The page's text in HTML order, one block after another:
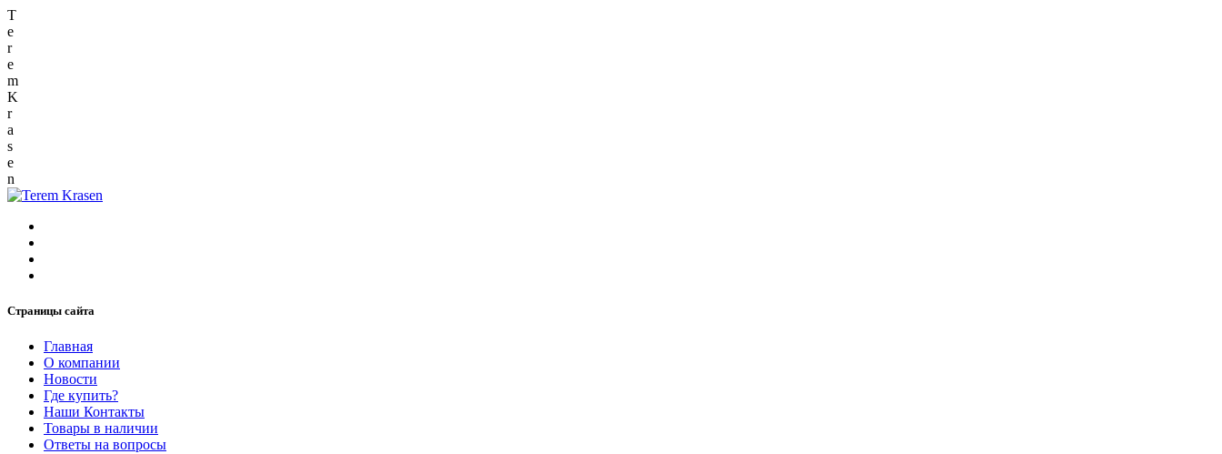
T
e
r
e
m
K
r
a
s
e
n
Страницы сайта
Главная
О компании
Новости
Где купить?
Наши Контакты
Товары в наличии
Ответы на вопросы